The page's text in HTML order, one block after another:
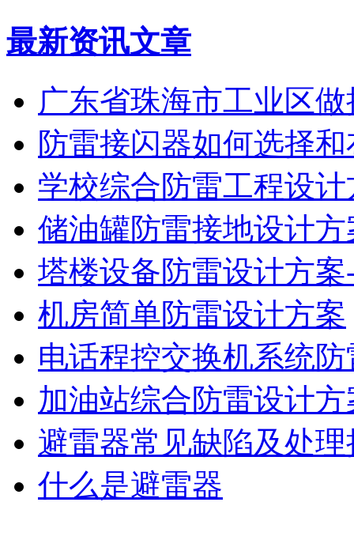
最新资讯文章
广东省珠海市工业区
防雷接闪器如何选择
学校综合防雷工程设计
储油罐防雷接地设计方
塔楼设备防雷设计方
机房简单防雷设计方案
电话程控交换机系统
加油站综合防雷设计方
避雷器常见缺陷及处理
什么是避雷器